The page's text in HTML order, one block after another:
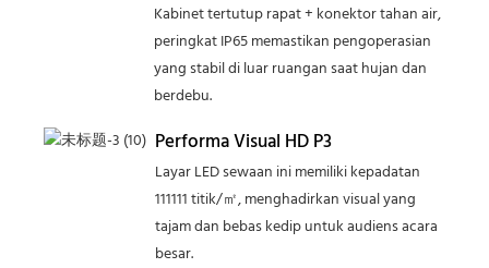
Kabinet tertutup rapat + konektor tahan air,
peringkat IP65 memastikan pengoperasian
yang stabil di luar ruangan saat hujan dan
berdebu.
Performa Visual HD P3
Layar LED sewaan ini memiliki kepadatan
111111 titik/㎡, menghadirkan visual yang
tajam dan bebas kedip untuk audiens acara
besar.